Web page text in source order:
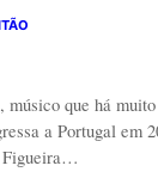
que há
a Portugal em
Figueira…